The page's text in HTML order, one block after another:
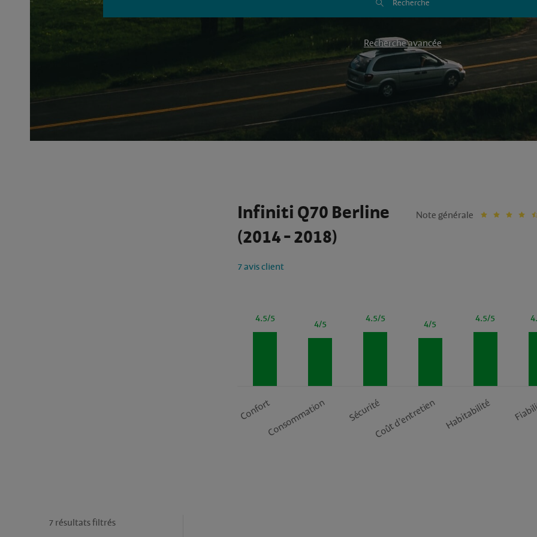
Recherche
Recherche avancée
Infiniti Q70 Berline
(2014 - 2018)
7 avis client
Note générale
4.5/5
Confort
4/5
Consommation
4.5/5
Sécurité
4/5
Coût d’entretien
4.5/5
Habitabilité
7 résultats filtrés